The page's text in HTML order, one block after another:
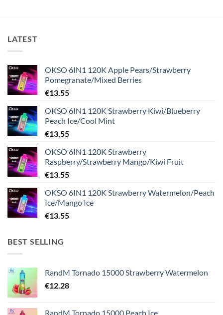
LATEST
OKSO 6IN1 120K Apple Pears/Strawberry
Pomegranate/Mixed Berries
€13.55
OKSO 6IN1 120K Strawberry Kiwi/Blueberry
Peach Ice/Cool Mint
€13.55
OKSO 6IN1 120K Strawberry
Raspberry/Strawberry Mango/Kiwi Fruit
€13.55
OKSO 6IN1 120K Strawberry Watermelon/Peach
Ice/Mango Ice
€13.55
BEST SELLING
RandM Tornado 15000 Strawberry Watermelon
€12.28
RandM Tornado 15000 Peach Ice